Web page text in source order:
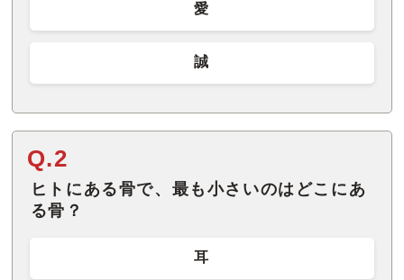
愛
誠
Q.2
ヒトにある骨で、最も小さいのはどこにあ
る骨？
耳